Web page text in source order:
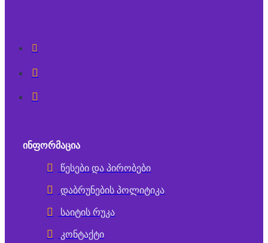
ᲘᲜᲤᲝᲠᲛᲐᲪᲘᲐ
წესები და პირობები
დაბრუნების პოლიტიკა
საიტის რუკა
კონტაქტი